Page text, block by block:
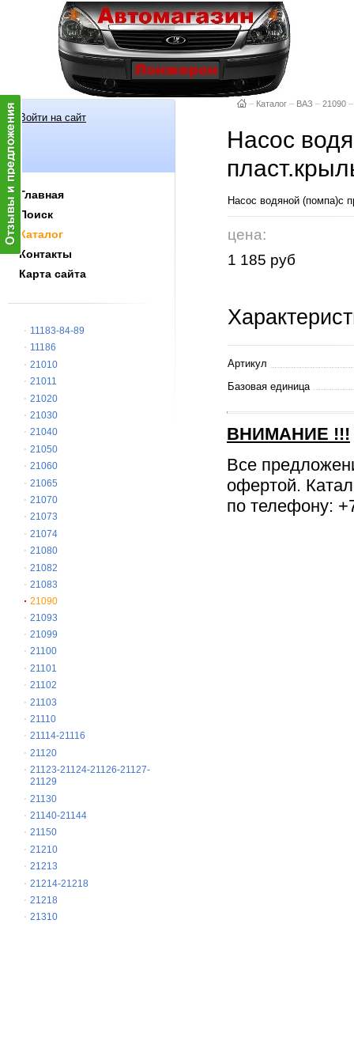
Войти на сайт
Главная
Поиск
Каталог
Контакты
Карта сайта
11183-84-89
11186
21010
21011
21020
21030
21040
21050
21060
21065
21070
21073
21074
21080
21082
21083
21090
21093
21099
21100
21101
21102
21103
21110
21114-21116
21120
21123-21124-21126-21127-
21129
21130
21140-21144
21150
21210
21213
21214-21218
21218
21310
– Каталог – ВАЗ – 21090 –
Насос
Насос водяной (помпа)с
цена:
1 185 руб
Артикул
Базовая единица
ВНИМАНИЕ !!!
Все
офертой.
по телефону: